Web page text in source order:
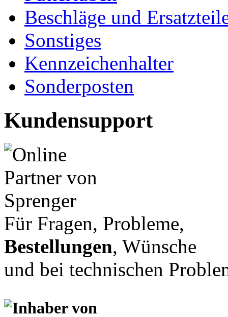
Beschläge und
Sonstiges
Kennzeichenhalter
Sonderposten
Kundensupport
Für Fragen, Probleme,
Bestellungen, Wünsche
und bei technischen